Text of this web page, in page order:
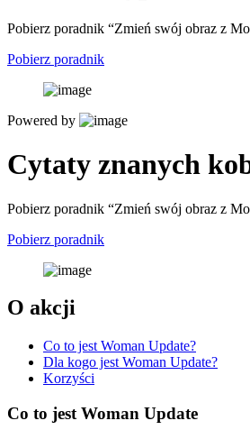
Pobierz poradnik “Zmień swój obraz z
Pobierz poradnik
Powered by
Cytaty znanych
Pobierz poradnik “Zmień swój obraz z
Pobierz poradnik
O akcji
Co to jest Woman Update?
Dla kogo jest Woman Update?
Korzyści
Co to jest Woman Update